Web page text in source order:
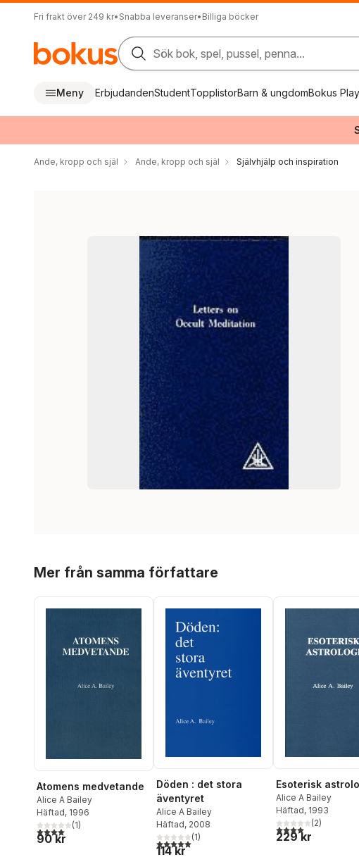
Fri frakt över 249 kr• Snabba leveranser• Billiga böcker
Sök bok, spel, pussel, penna...
Meny ErbjudandenStudentTopplistorBarn & ungdomBokus Play
Ande, kropp och själ Ande, kropp och själ Självhjälp och inspiration
Mer från samma författare
Atomens medvetande
Alice A Bailey
Häftad, 1996
4,0utav 5 stjärnor. Totalt antal röster:
(1)
90 kr
Döden : det stora
äventyret
Alice A Bailey
Häftad, 2008
5,0utav 5 stjärnor. Totalt antal röster:
(1)
114 kr
Esoterisk
Alice A Bailey
Häftad, 1993
4,0utav 5 stjärnor.
(2)
229 kr